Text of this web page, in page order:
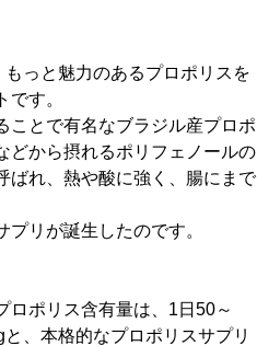
っと魅力のあるプロポリスを
す。
ことで有名なブラジル産プロポ
どから摂れるポリフェノールの
ばれ、熱や酸に強く、腸にまで
リが誕生したのです。
ロポリス含有量は、1日50～
、本格的なプロポリスサプリ